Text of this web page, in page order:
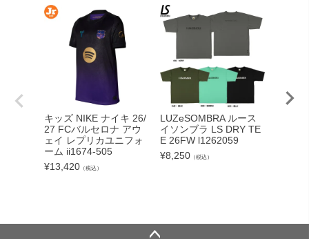
キッズ NIKE ナイキ 26/
27 FCバルセロナ アウ
ェイ レプリカユニフォ
ーム ii1674-505
¥13,420 （税込）
LUZeSOMBRA ルース
イソンブラ LS DRY TE
E 26FW l1262059
¥8,250 （税込）